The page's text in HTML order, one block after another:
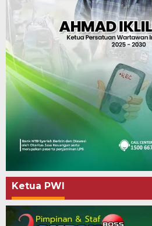
Ketua PWI